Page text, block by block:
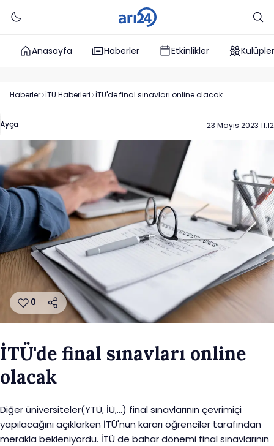
Anasayfa Haberler Etkinlikler Kulüpler
Haberler İTÜ Haberleri İTÜ'de final sınavları online olacak
Ayça 23 Mayıs 2023 11:12
0
İTÜ'de final sınavları online
olacak
Diğer üniversiteler(YTÜ, İÜ,...) final sınavlarının çevrimiçi
yapılacağını açıklarken İTÜ'nün kararı öğrenciler tarafından
merakla bekleniyordu. İTÜ de bahar dönemi final sınavlarının